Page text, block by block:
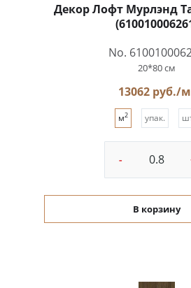
Декор Лофт Мурлэнд
No.
20*80 см
13062 руб./м
м2 упак.
-
В корзину